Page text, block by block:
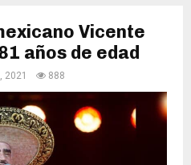
Vicente
años de edad
2021 888